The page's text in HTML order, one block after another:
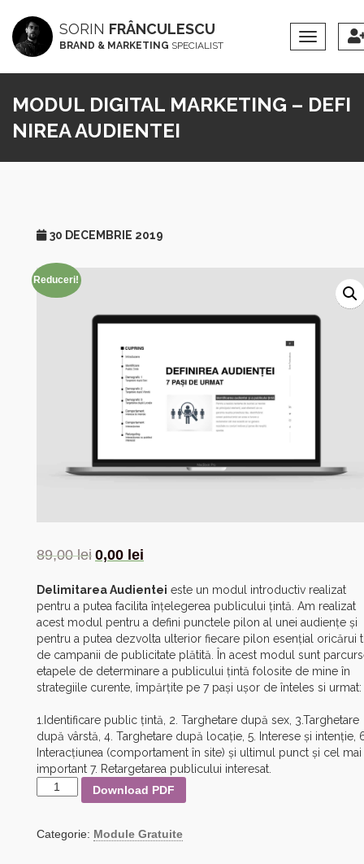
Toggle
Navigation
SORIN FRÂNCULESCU
BRAND & MARKETING SPECIALIST
MODUL DIGITAL MARKETING – DEFI
NIREA AUDIENTEI
30 DECEMBRIE 2019
Reduceri!
89,00lei 0,00 lei
Delimitarea Audientei este un modul introductiv realizat
pentru a putea facilita înțelegerea publicului țintă. Am realizat
acest modul pentru a defini punctele pilon al unei audiențe și
pentru a putea dezvolta ulterior fiecare pilon esențial oricărui
de campanii de publicitate plătită. În acest modul sunt
etapele de determinare a publicului țintă folosite de mine în
strategiile curente, împărțite pe 7 pași ușor de înteles si urmat:
1.Identificare public țintă, 2. Targhetare după sex, 3.Targhetare
după vârstă, 4. Targhetare după locație, 5. Interese și intenție,
Interacțiunea (comportament în site) și ultimul punct și cel mai
important 7. Retargetarea publicului interesat.
Cantitate
Modul
Marketing
Download PDF
Categorie: Module Gratuite